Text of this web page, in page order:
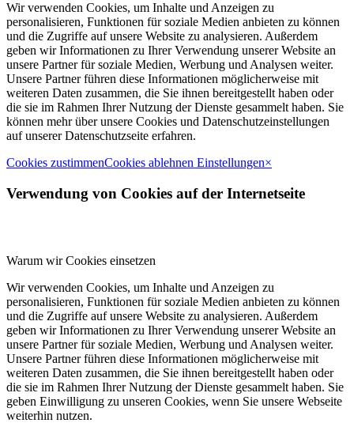
Wir verwenden Cookies, um Inhalte und Anzeigen zu
personalisieren, Funktionen für soziale Medien anbieten zu können
und die Zugriffe auf unsere Website zu analysieren. Außerdem
geben wir Informationen zu Ihrer Verwendung unserer Website an
unsere Partner für soziale Medien, Werbung und Analysen weiter.
Unsere Partner führen diese Informationen möglicherweise mit
weiteren Daten zusammen, die Sie ihnen bereitgestellt haben oder
die sie im Rahmen Ihrer Nutzung der Dienste gesammelt haben. Sie
können mehr über unsere Cookies und Datenschutzeinstellungen
auf unserer Datenschutzseite erfahren.
Cookies zustimmenCookies ablehnen Einstellungen×
Verwendung von Cookies auf der Internetseite
Warum wir Cookies einsetzen
Wir verwenden Cookies, um Inhalte und Anzeigen zu
personalisieren, Funktionen für soziale Medien anbieten zu können
und die Zugriffe auf unsere Website zu analysieren. Außerdem
geben wir Informationen zu Ihrer Verwendung unserer Website an
unsere Partner für soziale Medien, Werbung und Analysen weiter.
Unsere Partner führen diese Informationen möglicherweise mit
weiteren Daten zusammen, die Sie ihnen bereitgestellt haben oder
die sie im Rahmen Ihrer Nutzung der Dienste gesammelt haben. Sie
geben Einwilligung zu unseren Cookies, wenn Sie unsere Webseite
weiterhin nutzen.